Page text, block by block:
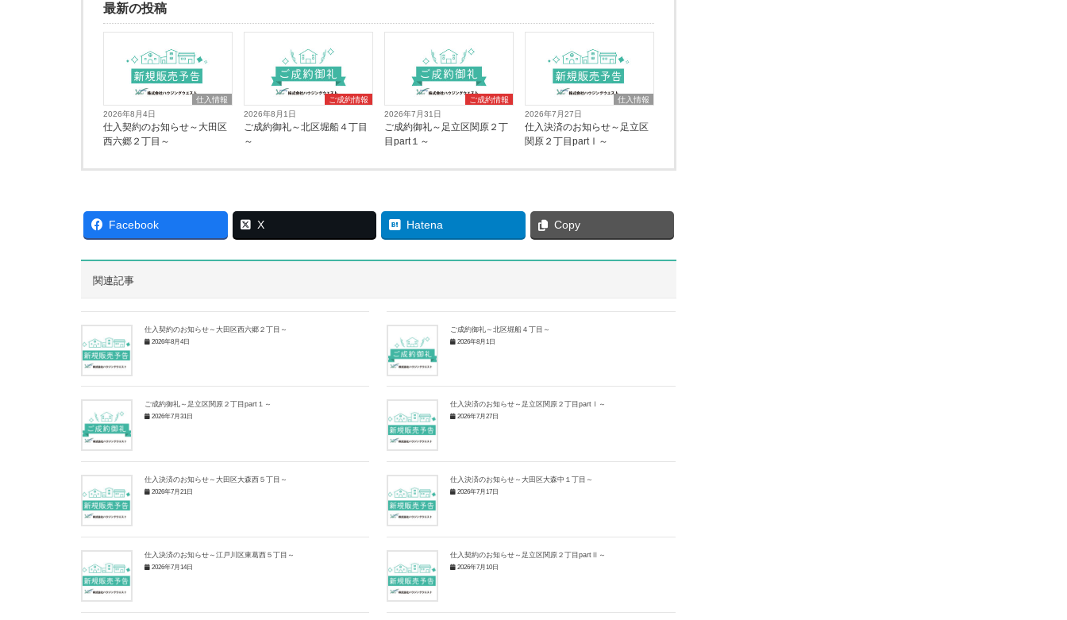
最新の投稿
仕入情報
2026年8月4日
仕入契約のお知らせ～大田区
西六郷２丁目～
ご成約情報
2026年8月1日
ご成約御礼～北区堀船４丁目
～
ご成約情報
2026年7月31日
ご成約御礼～足立区関原２丁
目part１～
仕入情報
2026年7月27日
仕入決済のお知らせ～足立区
関原２丁目partⅠ～
Facebook X Hatena Copy
関連記事
仕入契約のお知らせ～大田区西六郷２丁目～
2026年8月4日
ご成約御礼～北区堀船４丁目～
2026年8月1日
ご成約御礼～足立区関原２丁目part１～
2026年7月31日
仕入決済のお知らせ～足立区関原２丁目partⅠ～
2026年7月27日
仕入決済のお知らせ～大田区大森西５丁目～
2026年7月21日
仕入決済のお知らせ～大田区大森中１丁目～
2026年7月17日
仕入決済のお知らせ～江戸川区東葛西５丁目～
2026年7月14日
仕入契約のお知らせ～足立区関原２丁目partⅡ～
2026年7月10日